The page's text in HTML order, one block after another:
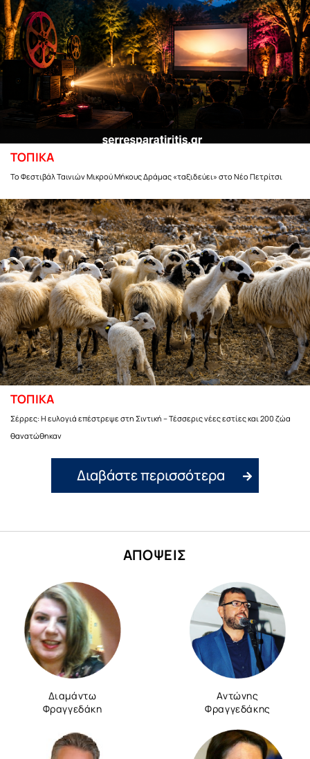
ΤΟΠΙΚΑ
Το Φεστιβάλ Ταινιών Μικρού Μήκους Δράμας «ταξιδεύει» στο Νέο Πετρίτσι
ΤΟΠΙΚΑ
Σέρρες: Η ευλογιά επέστρεψε στη Σιντική – Τέσσερις νέες εστίες και 200 ζώα
θανατώθηκαν
Διαβάστε περισσότερα
ΑΠΟΨΕΙΣ
Διαμάντω
Φραγγεδάκη
Αντώνης
Φραγγεδάκης